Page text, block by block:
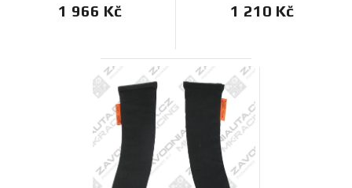
1 966 Kč 1 210 Kč